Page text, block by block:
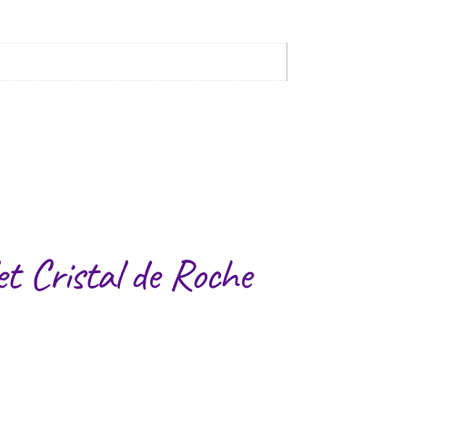
Cristal de Roche